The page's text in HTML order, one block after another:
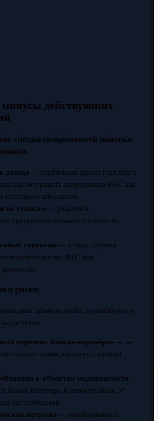
действующих
специализированной ипотеки
дохода — стабильная заработная плата
рассматривать сотрудников ФТС как
категорию заёмщиков.
по ставкам — участие в
программах снижает стоимость
гарантии — в ряде случаев
поручительство ФТС или
и риски
преимущества, существуют и
перечень банков-партнёров — не
банки готовы работать с такими
к объектам недвижимости
только квартиры в новостройках от
застройщиков.
нагрузка — необходимость